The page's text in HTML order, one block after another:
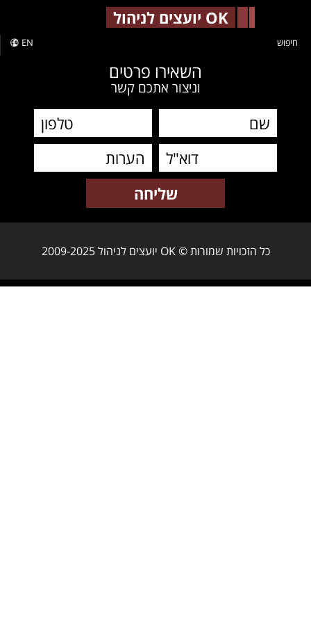
OK יועצים לניהול
EN חיפוש
השאירו פרטים
וניצור אתכם קשר
כל הזכויות שמורות © OK יועצים לניהול 2009-2025